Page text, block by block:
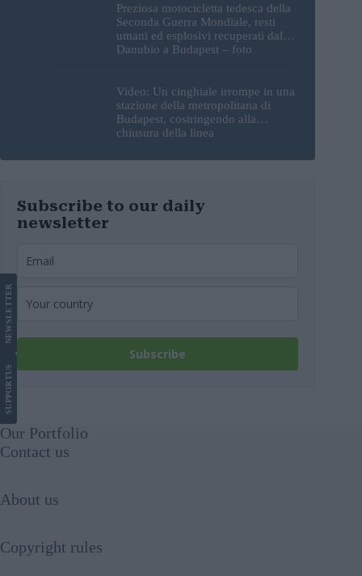
Preziosa motocicletta tedesca della
Seconda Guerra Mondiale, resti
umani ed esplosivi recuperati dal
Danubio a Budapest – foto
Video: Un cinghiale irrompe in una
stazione della metropolitana di
Budapest, costringendo alla
chiusura della linea
Subscribe to our daily
newsletter
Subscribe
SUPPORT
US
NEWS
LETTER
Our Portfolio
Contact us
About us
Copyright rules